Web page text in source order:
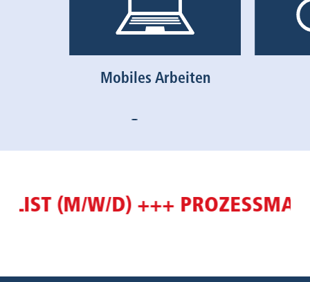
Mobiles Arbeiten
(M/W/D) +++